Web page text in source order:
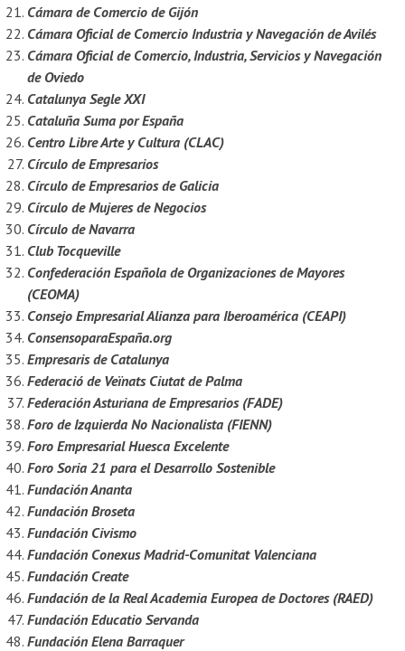
Cámara de Comercio de Gijón
Cámara Oficial de Comercio Industria y Navegación de Avilés
Cámara Oficial de Comercio, Industria, Servicios y Navegación
de Oviedo
Catalunya Segle XXI
Cataluña Suma por España
Centro Libre Arte y Cultura (CLAC)
Círculo de Empresarios
Círculo de Empresarios de Galicia
Círculo de Mujeres de Negocios
Círculo de Navarra
Club Tocqueville
Confederación Española de Organizaciones de Mayores
(CEOMA)
Consejo Empresarial Alianza para Iberoamérica (CEAPI)
ConsensoparaEspaña.org
Empresaris de Catalunya
Federació de Veïnats Ciutat de Palma
Federación Asturiana de Empresarios (FADE)
Foro de Izquierda No Nacionalista (FIENN)
Foro Empresarial Huesca Excelente
Foro Soria 21 para el Desarrollo Sostenible
Fundación Ananta
Fundación Broseta
Fundación Civismo
Fundación Conexus Madrid-Comunitat Valenciana
Fundación Create
Fundación de la Real Academia Europea de Doctores (RAED)
Fundación Educatio Servanda
Fundación Elena Barraquer